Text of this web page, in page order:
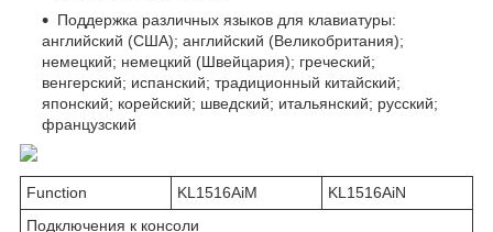
Поддержка различных языков для клавиатуры:
английский (США); английский (Великобритания);
немецкий; немецкий (Швейцария); греческий;
венгерский; испанский; традиционный китайский;
японский; корейский; шведский; итальянский; русский;
французский
Function KL1516AiM
KL1516AiN
Подключения к консоли